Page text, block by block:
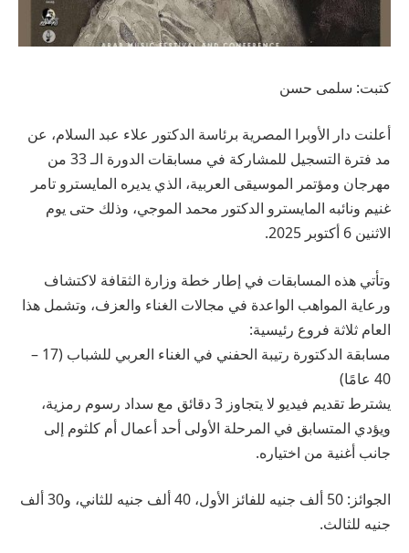
كتبت: سلمى حسن
أعلنت دار الأوبرا المصرية برئاسة الدكتور علاء عبد السلام، عن
مد فترة التسجيل للمشاركة في مسابقات الدورة الـ 33 من
مهرجان ومؤتمر الموسيقى العربية، الذي يديره المايسترو تامر
غنيم ونائبه المايسترو الدكتور محمد الموجي، وذلك حتى يوم
الاثنين 6 أكتوبر 2025.
وتأتي هذه المسابقات في إطار خطة وزارة الثقافة لاكتشاف
ورعاية المواهب الواعدة في مجالات الغناء والعزف، وتشمل هذا
العام ثلاثة فروع رئيسية:
مسابقة الدكتورة رتيبة الحفني في الغناء العربي للشباب (17 –
40 عامًا)
يشترط تقديم فيديو لا يتجاوز 3 دقائق مع سداد رسوم رمزية،
ويؤدي المتسابق في المرحلة الأولى أحد أعمال أم كلثوم إلى
جانب أغنية من اختياره.
الجوائز: 50 ألف جنيه للفائز الأول، 40 ألف جنيه للثاني، و30 ألف
جنيه للثالث.